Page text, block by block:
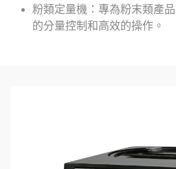
粉類定量機：專為粉末類產
的分量控制和高效的操作。